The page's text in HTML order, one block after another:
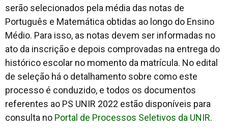
serão selecionados pela média das notas de
Português e Matemática obtidas ao longo do Ensino
Médio. Para isso, as notas devem ser informadas no
ato da inscrição e depois comprovadas na entrega do
histórico escolar no momento da matrícula. No edital
de seleção há o detalhamento sobre como este
processo é conduzido, e todos os documentos
referentes ao PS UNIR 2022 estão disponíveis para
consulta no Portal de Processos Seletivos da UNIR.